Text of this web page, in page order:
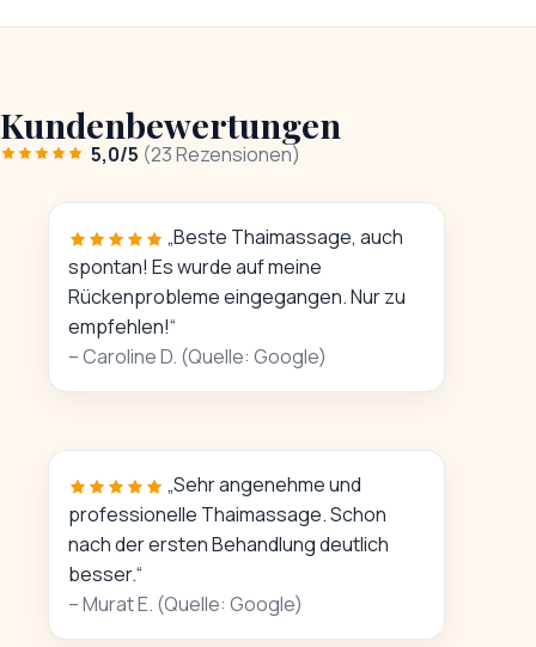
Kundenbewertungen
5,0/5 (23 Rezensionen)
„Beste Thaimassage, auch
spontan! Es wurde auf meine
Rückenprobleme eingegangen. Nur zu
empfehlen!“
– Caroline D. (Quelle: Google)
„Sehr angenehme und
professionelle Thaimassage. Schon
nach der ersten Behandlung deutlich
besser.“
– Murat E. (Quelle: Google)